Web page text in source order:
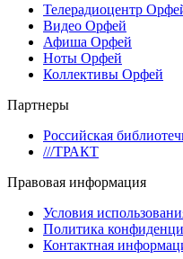
Телерадиоцентр
Видео Орфей
Афиша Орфей
Ноты Орфей
Коллективы Орфей
Партнеры
Российская
///ТРАКТ
Правовая информация
Условия
Политика
Контактная